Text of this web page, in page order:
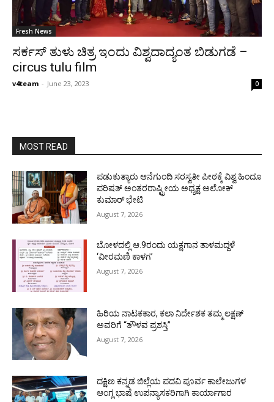
Fresh News
ಸರ್ಕಸ್ ತುಳು ಚಿತ್ರ ಇಂದು ವಿಶ್ವದಾದ್ಯಂತ ಬಿಡುಗಡೆ –
circus tulu film
v4team - June 23, 2023 0
MOST READ
ಪಡುಕುತ್ಯಾರು ಆನೆಗುಂದಿ ಸರಸ್ವತೀ ಪೀಠಕ್ಕೆ ವಿಶ್ವ ಹಿಂದೂ
ಪರಿಷತ್ ಅಂತರರಾಷ್ಟ್ರೀಯ ಅಧ್ಯಕ್ಷ ಅಲೋಕ್
ಕುಮಾರ್ ಭೇಟಿ
August 7, 2026
ಬೋಳದಲ್ಲಿ ಆ.9ರಂದು ಯಕ್ಷಗಾನ ತಾಳಮದ್ದಳೆ
‘ವೀರಮಣಿ ಕಾಳಗ’
August 7, 2026
ಹಿರಿಯ ನಾಟಕಕಾರ, ಕಲಾ ನಿರ್ದೇಶಕ ತಮ್ಮ ಲಕ್ಷಣ್
ಅವರಿಗೆ “ತೌಳವ ಪ್ರಶಸ್ತಿ”
August 7, 2026
ದಕ್ಷಿಣ ಕನ್ನಡ ಜಿಲ್ಲೆಯ ಪದವಿ ಪೂರ್ವ ಕಾಲೇಜುಗಳ
ಆಂಗ್ಲ ಭಾಷೆ ಉಪನ್ಯಾಸಕರಿಗಾಗಿ ಕಾರ್ಯಾಗಾರ